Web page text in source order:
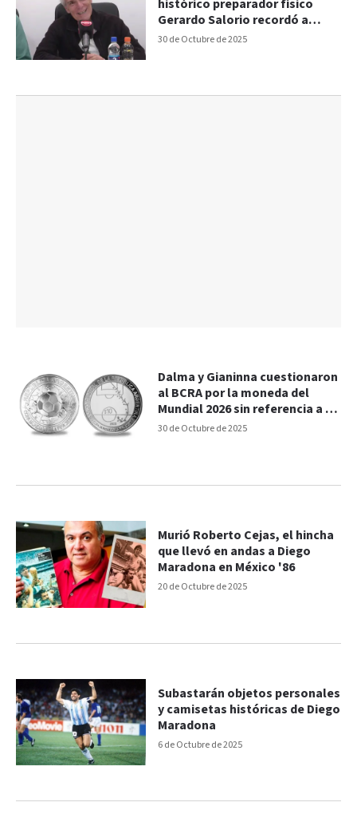
30 de Octubre de 2025
histórico preparador físico
Gerardo Salorio recordó a
Maradona: "Era extraordinario"
30 de Octubre de 2025
Dalma y Gianinna cuestionaron
al BCRA por la moneda del
Mundial 2026 sin referencia a su
padre
20 de Octubre de 2025
Murió Roberto Cejas, el hincha
que llevó en andas a Diego
Maradona en México '86
6 de Octubre de 2025
Subastarán objetos personales
y camisetas históricas de Diego
Maradona